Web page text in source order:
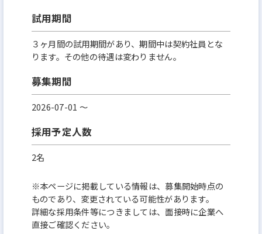
試用期間
３ヶ月間の試用期間があり、期間中は契約社員とな
ります。その他の待遇は変わりません。
募集期間
2026-07-01 〜
採用予定人数
2名
※本ページに掲載している情報は、募集開始時点の
ものであり、変更されている可能性があります。
詳細な採用条件等につきましては、面接時に企業へ
直接ご確認ください。